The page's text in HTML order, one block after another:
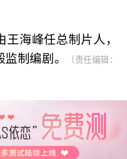
海峰任总制片人，
制编剧。
（责任编辑：